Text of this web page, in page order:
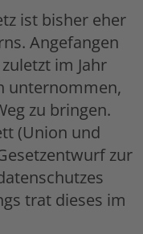
ist bisher eher
Angefangen
im Jahr
unternommen,
zu bringen.
(Union und
zur
trat dieses im